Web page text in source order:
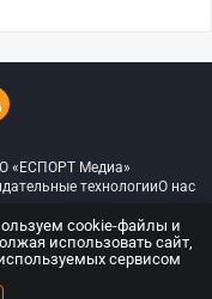
«ЕСПОРТ Медиа»
технологииО нас
защищены
cookie-файлы и
использовать сайт,
сервисом